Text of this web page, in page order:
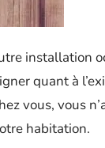
installation
quant à
vous, vous
habitation.